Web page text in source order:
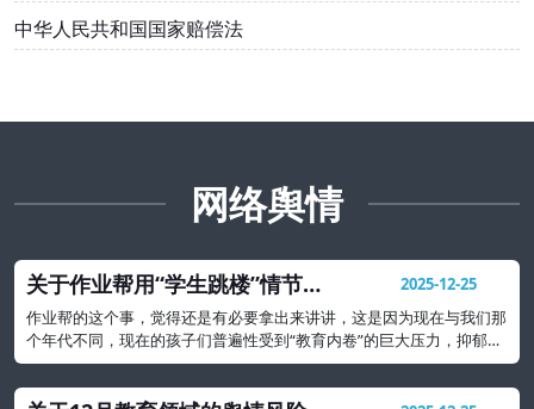
中华人民共和国国家赔偿法
网络舆情
关于作业帮用“学生跳楼”情节出
题事件的教育警示
2025-12-25
作业帮的这个事，觉得还是有必要拿出来讲讲，这是因为现在与我们那
个年代不同，现在的孩子们普遍性受到“教育内卷”的巨大压力，抑郁、
焦虑等心理问题可能要比我们想象的还要严重很多。